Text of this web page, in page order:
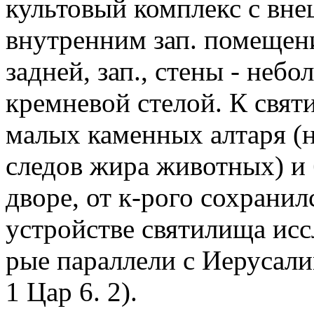
культовый комплекс с
внутренним зап.
задней, зап., стены -
кремневой стелой. К
малых каменных алтаря
следов жира животных)
дворе, от к-рого
устройстве святилища
рые параллели с
1 Цар 6. 2).